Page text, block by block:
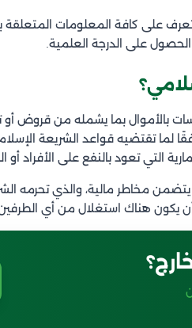
على كافة المعلومات المتعلقة
على الدرجة العلمية.
بالأموال بما يشمله من قروض
لما تقتضيه قواعد الشريعة
التي تعود بالنفع على الأفراد أو
يتضمن مخاطر مالية، والذي تحرمه
أن يكون هناك استغلال من أي